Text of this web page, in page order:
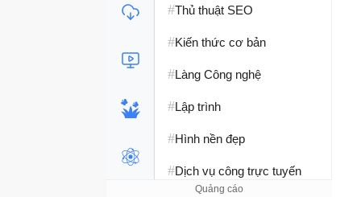
#Thủ thuật SEO
#Kiến thức cơ bản
#Làng Công nghệ
#Lập trình
#Hình nền đẹp
#Dịch vụ công trực tuyến